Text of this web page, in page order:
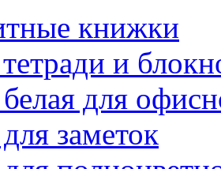
книжки
и
для
заметок